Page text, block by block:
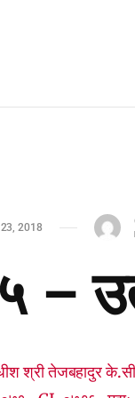
2018
–
श्री तेजबहादुर